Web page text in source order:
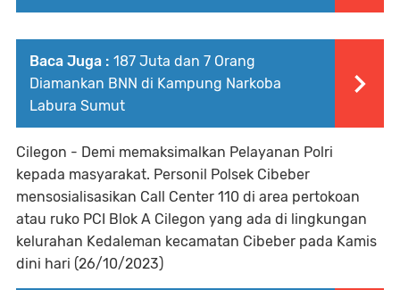
Baca Juga : 187 Juta dan 7 Orang
Diamankan BNN di Kampung Narkoba
Labura Sumut
Cilegon - Demi memaksimalkan Pelayanan Polri
kepada masyarakat. Personil Polsek Cibeber
mensosialisasikan Call Center 110 di area pertokoan
atau ruko PCI Blok A Cilegon yang ada di lingkungan
kelurahan Kedaleman kecamatan Cibeber pada Kamis
dini hari (26/10/2023)